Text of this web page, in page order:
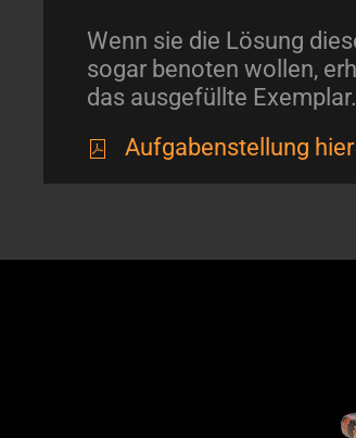
Wenn sie die Lösung
sogar benoten wollen,
das ausgefüllte Exemplar.
Aufgabenstellung